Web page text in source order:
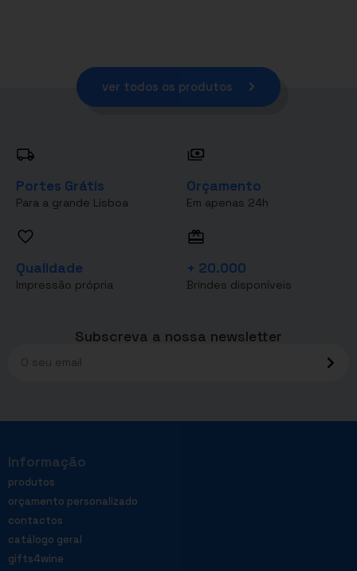
ver todos os produtos
Portes Grátis
Para a grande Lisboa
Orçamento
Em apenas 24h
Qualidade
Impressão própria
+ 20.000
Brindes disponíveis
Subscreva a nossa newsletter
Informação
produtos
orçamento personalizado
contactos
catálogo geral
gifts4wine